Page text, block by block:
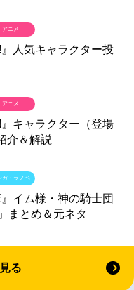
』人気キャラクター投
アニメ
』キャラクター（登場
介＆解説
アニメ
』イム様・神の騎士団
まとめ＆元ネタ
ガ・ラノベ
る